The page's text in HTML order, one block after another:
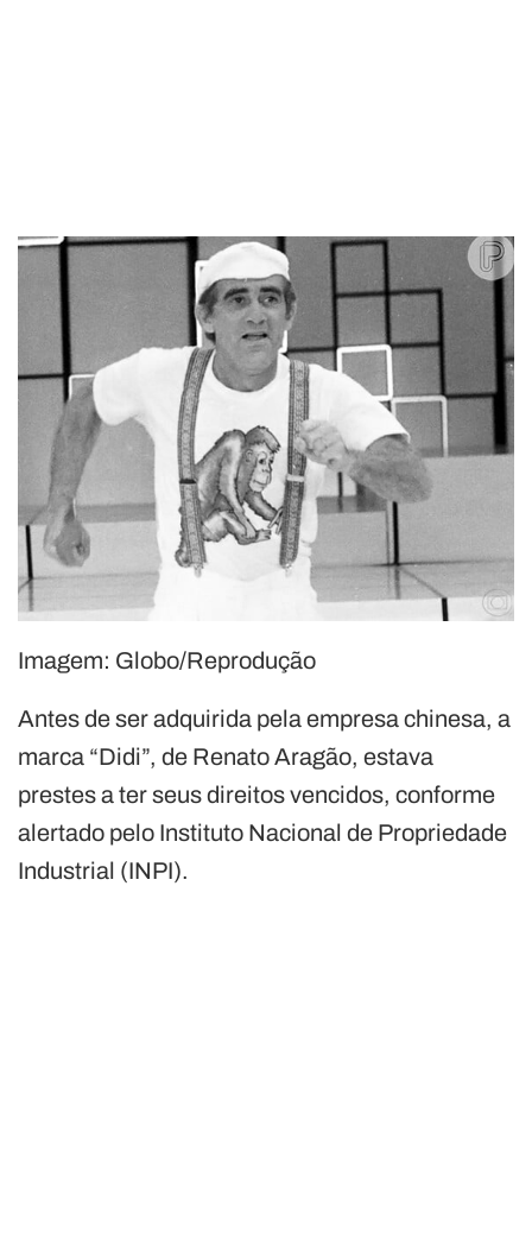
Imagem: Globo/Reprodução
Antes de ser adquirida pela empresa chinesa, a
marca “Didi”, de Renato Aragão, estava
prestes a ter seus direitos vencidos, conforme
alertado pelo Instituto Nacional de Propriedade
Industrial (INPI).